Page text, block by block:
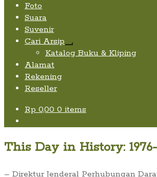
Foto
Suara
Suvenir
Cari Arsip
Expand
child
Katalog Buku & Kliping
Alamat
Rekening
Reseller
Rp 0,00 0 items
This Day in History: 1976-
– Direktur Jenderal Perhubungan